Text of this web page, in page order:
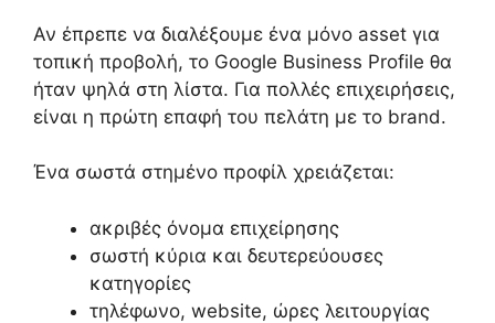
Αν έπρεπε να διαλέξουμε ένα μόνο asset για
τοπική προβολή, το Google Business Profile θα
ήταν ψηλά στη λίστα. Για πολλές επιχειρήσεις,
είναι η πρώτη επαφή του πελάτη με το brand.
Ένα σωστά στημένο προφίλ χρειάζεται:
ακριβές όνομα επιχείρησης
σωστή κύρια και δευτερεύουσες
κατηγορίες
τηλέφωνο, website, ώρες λειτουργίας